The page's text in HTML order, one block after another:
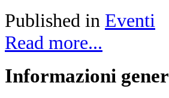
Published in Eventi
Read more...
Informazioni